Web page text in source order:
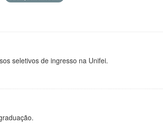
seletivos de ingresso na Unifei.